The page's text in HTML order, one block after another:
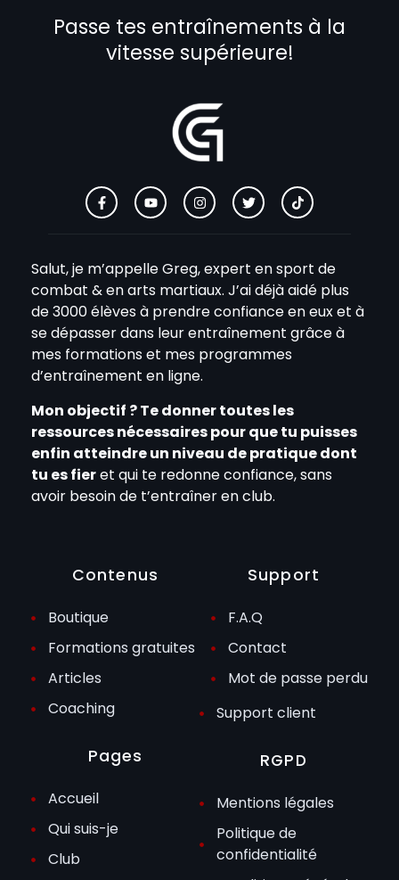
Passe tes entraînements à la
vitesse supérieure!
Salut, je m’appelle Greg, expert en sport de
combat & en arts martiaux. J’ai déjà aidé plus
de 3000 élèves à prendre confiance en eux et à
se dépasser dans leur entraînement grâce à
mes formations et mes programmes
d’entraînement en ligne.
Mon objectif ? Te donner toutes les
ressources nécessaires pour que tu puisses
enfin atteindre un niveau de pratique dont
tu es fieret qui te redonne confiance, sans
avoir besoin de t’entraîner en club.
Contenus
Boutique
Formations gratuites
Articles
Coaching
Pages
Accueil
Qui suis-je
Club
Support
F.A.Q
Contact
Mot de passe perdu
Support client
RGPD
Mentions légales
Politique de
confidentialité